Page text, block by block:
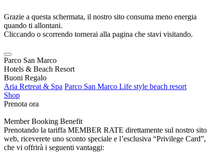
Grazie a questa schermata, il nostro sito consuma meno energia
quando ti allontani.
Cliccando o scorrendo tornerai alla pagina che stavi visitando.
Parco San Marco
Hotels & Beach Resort
Buoni Regalo
Aria Retreat & Spa Parco San Marco Life style beach resort
Shop
Prenota ora
Member Booking Benefit
Prenotando la tariffa MEMBER RATE direttamente sul nostro sito
web, riceverete uno sconto speciale e l’esclusiva “Privilege Card”,
che vi offrirà i seguenti vantaggi: